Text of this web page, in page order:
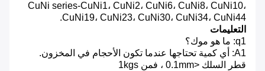
CuNi series-CuNi1، CuNi2، CuNi6، CuNi8، CuNi10،
CuNi19، CuNi23، CuNi30، CuNi34، CuNi44.
التعليمات
q1: ما هو موك؟
A1: أي كمية تحتاجها عندما تكون الأحجام في المخزون.
قطر السلك <0.1mm ، فمن 1kgs